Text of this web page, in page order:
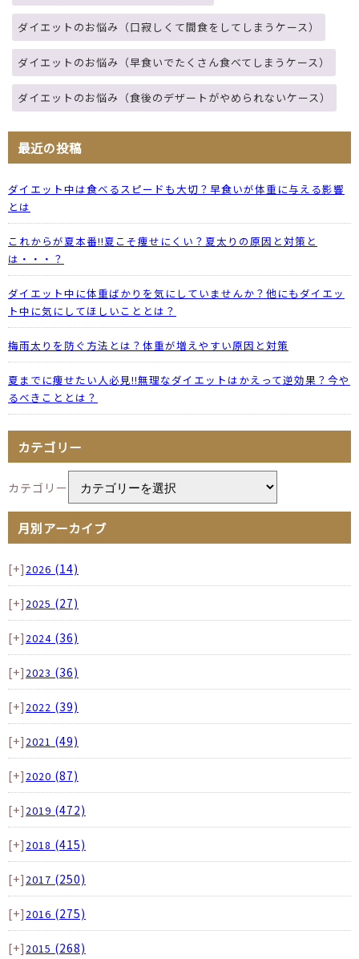
ダイエットのお悩み（口寂しくて間食をしてしまうケース）
ダイエットのお悩み（早食いでたくさん食べてしまうケース）
ダイエットのお悩み（食後のデザートがやめられないケース）
最近の投稿
ダイエット中は食べるスピードも大切？早食いが体重に与える影響
とは
これからが夏本番!!夏こそ痩せにくい？夏太りの原因と対策と
は・・・？
ダイエット中に体重ばかりを気にしていませんか？他にもダイエッ
ト中に気にしてほしいこととは？
梅雨太りを防ぐ方法とは？体重が増えやすい原因と対策
夏までに痩せたい人必見!!無理なダイエットはかえって逆効果？今や
るべきこととは？
カテゴリー
カテゴリー
月別アーカイブ
[+] 2026 (14)
[+] 2025 (27)
[+] 2024 (36)
[+] 2023 (36)
[+] 2022 (39)
[+] 2021 (49)
[+] 2020 (87)
[+] 2019 (472)
[+] 2018 (415)
[+] 2017 (250)
[+] 2016 (275)
[+] 2015 (268)